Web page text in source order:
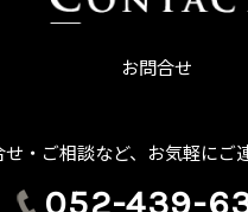
お問合せ
せ・ご相談など、お気軽にご